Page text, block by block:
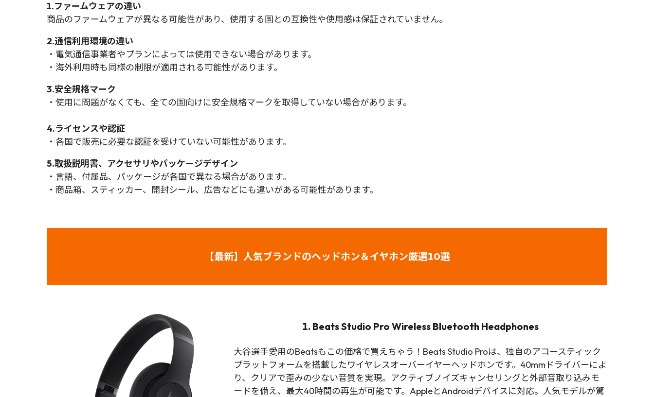
1.ファームウェアの違い
商品のファームウェアが異なる可能性があり、使用する国との互換性や使用感は保証されていません。
2.通信利用環境の違い
・電気通信事業者やプランによっては使用できない場合があります。
・海外利用時も同様の制限が適用される可能性があります。
3.安全規格マーク
・使用に問題がなくても、全ての国向けに安全規格マークを取得していない場合があります。
4.ライセンスや認証
・各国で販売に必要な認証を受けていない可能性があります。
5.取扱説明書、アクセサリやパッケージデザイン
・言語、付属品、パッケージが各国で異なる場合があります。
・商品箱、スティッカー、開封シール、広告などにも違いがある可能性があります。
【最新】人気ブランドのヘッドホン＆イヤホン厳選10選
1. Beats Studio Pro Wireless Bluetooth Headphones
大谷選手愛用のBeatsもこの価格で買えちゃう！Beats Studio Proは、独自のアコースティック
プラットフォームを搭載したワイヤレスオーバーイヤーヘッドホンです。40mmドライバーによ
り、クリアで歪みの少ない音質を実現。アクティブノイズキャンセリングと外部音取り込みモ
ードを備え、最大40時間の再生が可能です。AppleとAndroidデバイスに対応。人気モデルが驚